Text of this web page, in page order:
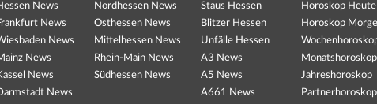
News
News
News
News
News
News
Nordhessen News
Osthessen News
Mittelhessen News
Rhein-Main News
Südhessen News
Staus Hessen
Blitzer Hessen
Unfälle Hessen
A3 News
A5 News
A661 News
Horoskop Heute
Horoskop
Monatshoroskop
Jahreshoroskop
Partnerhoroskop